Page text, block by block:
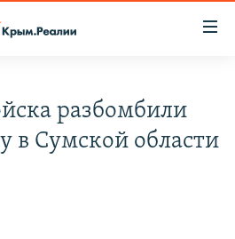
11 ИСТОРИЙ СОПРОТИВЛЕНИЯ
разбомбили
в Сумской области